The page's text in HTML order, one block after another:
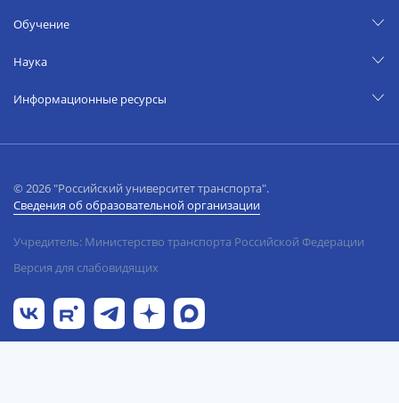
Обучение
Наука
Информационные ресурсы
© 2026 "Российский университет транспорта".
Сведения об образовательной организации
Учредитель: Министерство транспорта Российской Федерации
Версия для слабовидящих